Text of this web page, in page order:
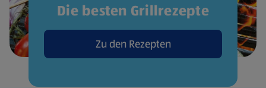
Die besten Grillrezepte
Zu den Rezepten